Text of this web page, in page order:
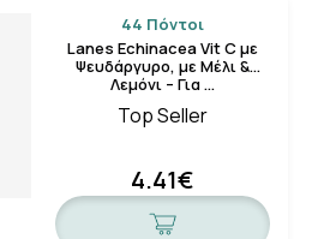
44 Πόντοι
Lanes Echinacea Vit C με
Ψευδάργυρο, με Μέλι &
Λεμόνι – Για …
Top Seller
4.41€